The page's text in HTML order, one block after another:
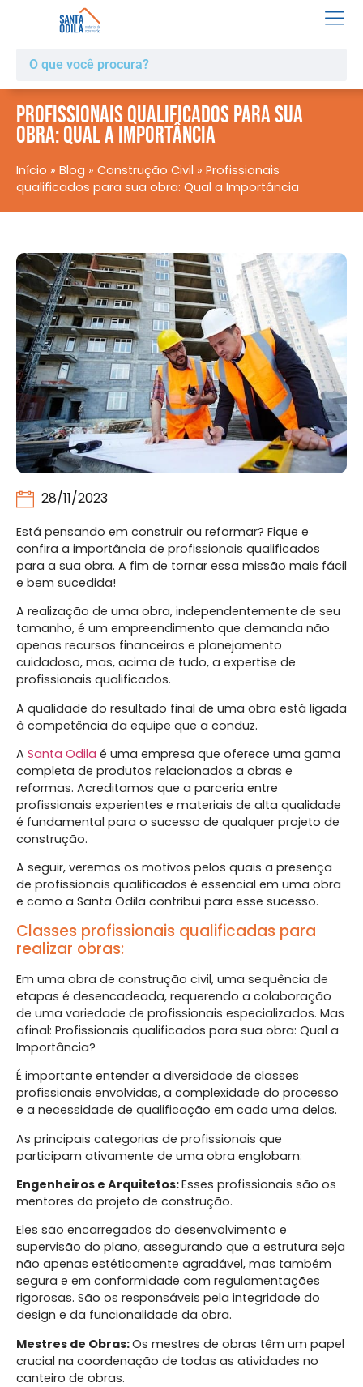
Profissionais qualificados para sua
obra: Qual a Importância
Início » Blog » Construção Civil » Profissionais
qualificados para sua obra: Qual a Importância
28/11/2023
Está pensando em construir ou reformar? Fique e
confira a importância de profissionais qualificados
para a sua obra. A fim de tornar essa missão mais fácil
e bem sucedida!
A realização de uma obra, independentemente de seu
tamanho, é um empreendimento que demanda não
apenas recursos financeiros e planejamento
cuidadoso, mas, acima de tudo, a expertise de
profissionais qualificados.
A qualidade do resultado final de uma obra está ligada
à competência da equipe que a conduz.
A Santa Odila é uma empresa que oferece uma gama
completa de produtos relacionados a obras e
reformas. Acreditamos que a parceria entre
profissionais experientes e materiais de alta qualidade
é fundamental para o sucesso de qualquer projeto de
construção.
A seguir, veremos os motivos pelos quais a presença
de profissionais qualificados é essencial em uma obra
e como a Santa Odila contribui para esse sucesso.
Classes profissionais qualificadas para
realizar obras:
Em uma obra de construção civil, uma sequência de
etapas é desencadeada, requerendo a colaboração
de uma variedade de profissionais especializados. Mas
afinal: Profissionais qualificados para sua obra: Qual a
Importância?
É importante entender a diversidade de classes
profissionais envolvidas, a complexidade do processo
e a necessidade de qualificação em cada uma delas.
As principais categorias de profissionais que
participam ativamente de uma obra englobam:
Engenheiros e Arquitetos:Esses profissionais são os
mentores do projeto de construção.
Eles são encarregados do desenvolvimento e
supervisão do plano, assegurando que a estrutura seja
não apenas estéticamente agradável, mas também
segura e em conformidade com regulamentações
rigorosas. São os responsáveis pela integridade do
design e da funcionalidade da obra.
Mestres de Obras:Os mestres de obras têm um papel
crucial na coordenação de todas as atividades no
canteiro de obras.